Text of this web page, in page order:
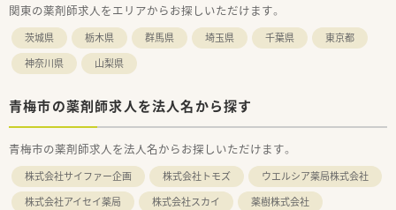
関東の薬剤師求人をエリアからお探しいただけます。
茨城県 栃木県 群馬県 埼玉県 千葉県
東京都
神奈川県
山梨県
青梅市の薬剤師求人を法人名から探す
青梅市の薬剤師求人を法人名からお探しいただけます。
株式会社サイファー企画 株式会社トモズ
ウエルシア薬局株式会社
株式会社アイセイ薬局
株式会社スカイ
薬樹株式会社